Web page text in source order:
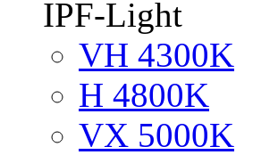
IPF-Light
VH 4300K
H 4800K
VX 5000K